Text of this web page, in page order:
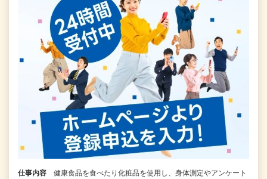
仕事内容
健康食品を食べたり化粧品を使用し、身体測定やアンケート